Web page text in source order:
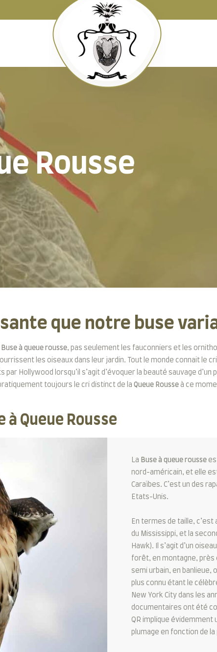
Rousse
que notre buse
Buse à queue rousse, pas seulement les fauconniers et les
les oiseaux dans leur jardin. Tout le monde connait le
Hollywood lorsqu’il s’agit d’évoquer la beauté sauvage d’un
toujours le cri distinct de la Queue Rousse à ce
à Queue Rousse
La Buse à queue rousse
nord-américain, et elle
Caraïbes. C’est un des
Etats-Unis.
En termes de taille, c’est
du Mississippi, et la
Hawk). Il s’agit d’un
forêt, en montagne, près
semi urbain, en banlieue,
plus connu étant le
New York City dans les
documentaires ont été
QR implique évidemment
plumage en fonction de